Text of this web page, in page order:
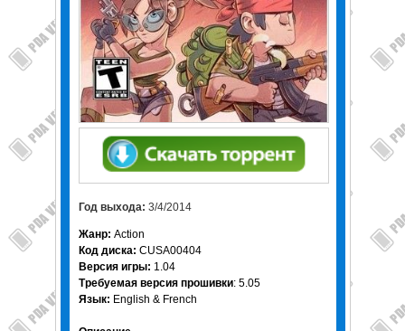
Год выхода: 3/4/2014
Жанр: Action
Код диска: CUSA00404
Версия игры: 1.04
Требуемая версия прошивки: 5.05
Язык: English & French